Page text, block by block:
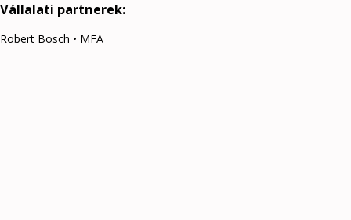
Vállalati partnerek:
Robert Bosch • MFA